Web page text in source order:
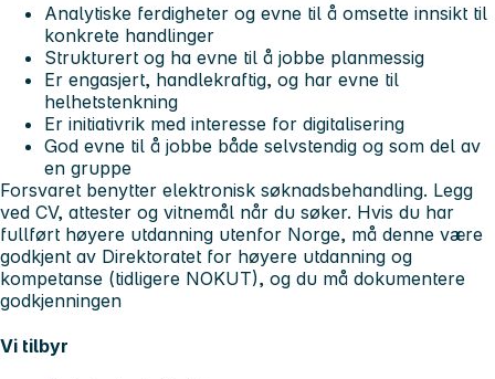
Analytiske ferdigheter og evne til å omsette innsikt til
konkrete handlinger
Strukturert og ha evne til å jobbe planmessig
Er engasjert, handlekraftig, og har evne til
helhetstenkning
Er initiativrik med interesse for digitalisering
God evne til å jobbe både selvstendig og som del av
en gruppe
Forsvaret benytter elektronisk søknadsbehandling. Legg
ved CV, attester og vitnemål når du søker. Hvis du har
fullført høyere utdanning utenfor Norge, må denne være
godkjent av Direktoratet for høyere utdanning og
kompetanse (tidligere NOKUT), og du må dokumentere
godkjenningen
Vi tilbyr